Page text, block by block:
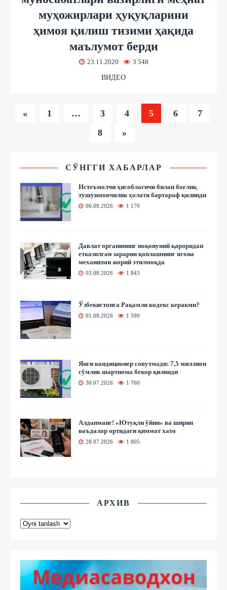
муҳожирлари ҳуқуқларини
ҳимоя қилиш тизими ҳақида
маълумот берди
23.11.2020 3 548
ВИДЕО
« 1 … 3 4 5 6
7
8
»
СЎНГГИ ХАБАРЛАР
Истеъмолчи ҳисоблагичи билан боғлиқ
тушунмовчилик ҳолати бартараф қилинди
06.08.2026 1 170
Давлат органининг ноқонуний қароридан
етказилган зарарни қоплашнинг ягона
механизми жорий этилмоқда
03.08.2026 1 843
Ўзбекистонга Рақамли кодекс керакми?
01.08.2026 1 590
Янги кондиционер совутмади: 7,5 миллион
сўмлик шартнома бекор қилинди
30.07.2026 1 760
Алданманг! «Ютуқли ўйин» ва ширин
ваъдалар ортидаги қиммат хато
28.07.2026 1 805
АРХИВ